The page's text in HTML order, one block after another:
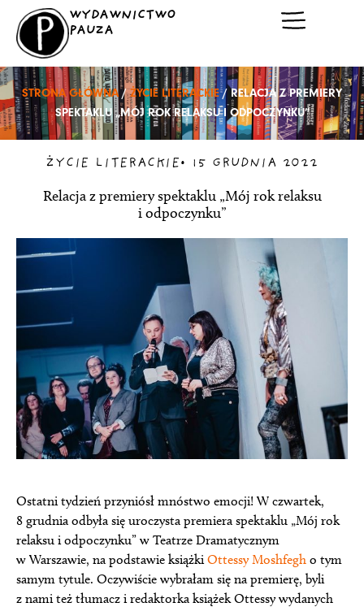
Przejdź
treści
WYDAWNICTWO
PAUZA
STRONA GŁÓWNA/ŻYCIE LITERACKIE/ RELACJA Z PREMIERY
SPEKTAKLU „MÓJ ROK RELAKSU I ODPOCZYNKU”
ŻYCIE LITERACKIE• 15 GRUDNIA 2022
Relacja z premiery spektaklu „Mój rok relaksu
i odpoczynku”
Ostatni tydzień przyniósł mnóstwo emocji! W czwartek,
8 grudnia odbyła się uroczysta premiera spektaklu „Mój rok
relaksu i odpoczynku” w Teatrze Dramatycznym
w Warszawie, na podstawie książkiOttessy Moshfegh o tym
samym tytule. Oczywiście wybrałam się na premierę, byli
z nami też tłumacz i redaktorka książek Ottessy wydanych